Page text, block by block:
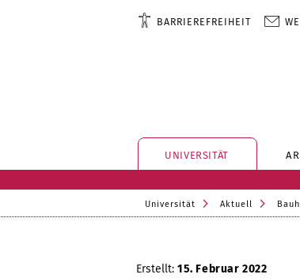
BARRIEREFREIHEIT
UNIVERSITÄT
Universität Aktuell
Erstellt: 15. Februar 2022